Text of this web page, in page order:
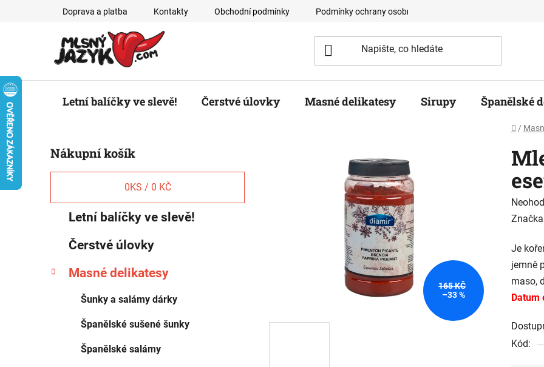
Doprava a platba Kontakty Obchodní podmínky Podmínky ochrany osobních údajů Velkoobchodní
Letní balíčky ve slevě! Čerstvé úlovky Masné delikatesy Sirupy Španělské
Domů
/
o
s
r
í
Nákupní košík
0KS / 0 KČ
kategorie
o
Letní balíčky ve slevě!
Čerstvé úlovky
Masné delikatesy
Šunky a salámy dárky
Španělské sušené šunky
Španělské salámy
je
0,0
z
5
Je
jemně
maso,
Datum
Kód:
165 KČ
–33 %